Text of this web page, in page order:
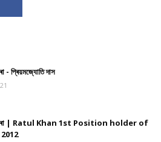
- প্ৰিয়মজ্যোতি দাস
বতৰা | Ratul Khan 1st Position holder of